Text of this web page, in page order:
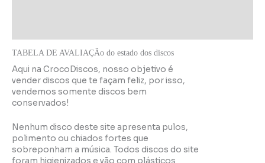
TABELA DE AVALIAÇÃo do estado dos discos
Aqui na CrocoDiscos, nosso objetivo é
vender discos que te façam feliz, por isso,
vendemos somente discos bem
conservados!
Nenhum disco deste site apresenta pulos,
polimento ou chiados fortes que
sobreponham a música. Todos discos do site
foram higienizados e vão com plásticos